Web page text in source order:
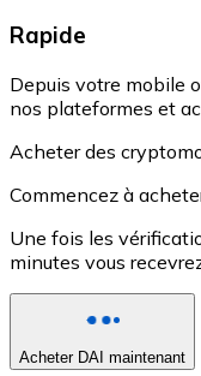
Rapide
Depuis votre mobile
nos plateformes et
Acheter des
Commencez à
Une fois les
minutes vous
Acheter DAI maintenant